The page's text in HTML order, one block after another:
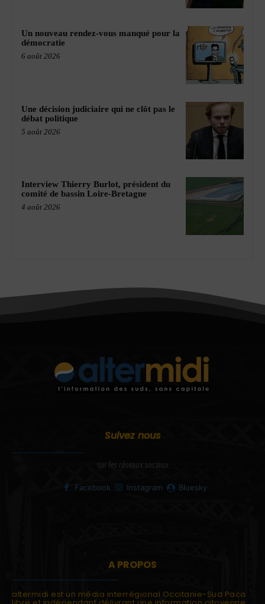
Un nouveau rendez-vous manqué pour la
démocratie
6 août 2026
Une décision judiciaire qui ne clôt pas le
débat politique
5 août 2026
Interview Thierry Burlot, président du
comité de bassin Loire-Bretagne
4 août 2026
Suivez nous
sur les réseaux sociaux
Facebook Instagram Bluesky
A PROPOS
altermidi est un média interrégional Occitanie-Sud Paca